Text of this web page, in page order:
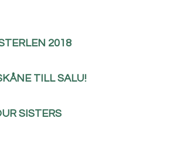
2018
TILL SALU!
SISTERS